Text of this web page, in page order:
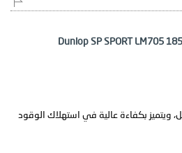
ويتميز بكفاءة عالية في استهلاك الوقود